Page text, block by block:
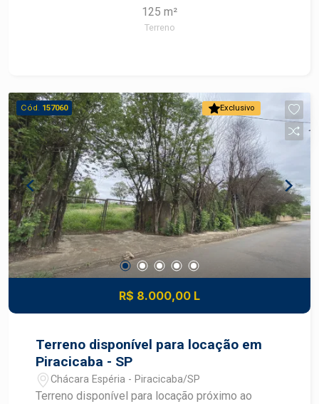
125 m²
Terreno
Exclusivo
Cód. 157060
R$ 8.000,00 L
Terreno disponível para locação em
Piracicaba - SP
Chácara Espéria - Piracicaba/SP
Terreno disponível para locação próximo ao